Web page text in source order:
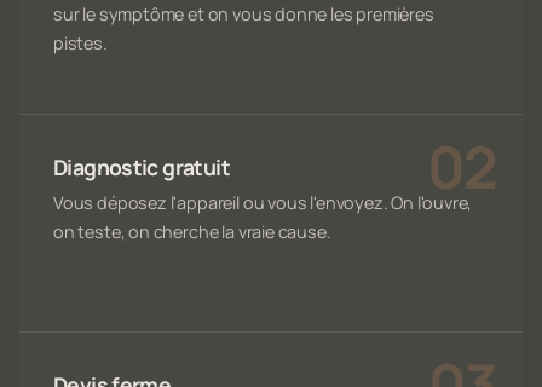
sur le symptôme et on vous donne les premières
pistes.
Diagnostic gratuit
Vous déposez l'appareil ou vous l'envoyez. On l'ouvre,
on teste, on cherche la vraie cause.